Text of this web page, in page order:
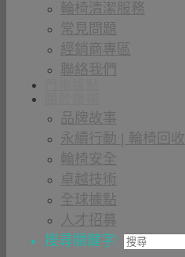
輪椅清潔服務
常見問題
經銷商專區
聯絡我們
品牌故事
永續行動 | 輪椅回收
輪椅安全
卓越技術
全球據點
人才招募
搜尋關鍵字: